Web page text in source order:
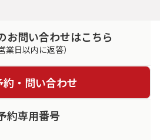
お問い合わせはこちら
業日以内に返答）
約・問い合わせ
約専用番号